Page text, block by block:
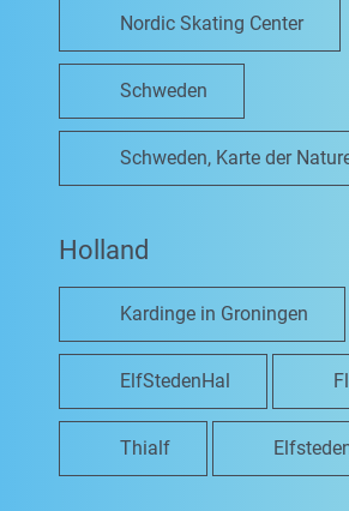
Nordic Skating Center
Schweden
Schweden, Karte der
Holland
Kardinge in Groningen
ElfStedenHal
Thialf